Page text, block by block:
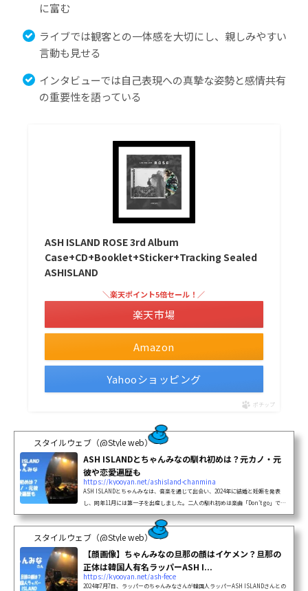
に富む
ライブでは観客との一体感を大切にし、親しみやすい
言動も見せる
インタビューでは自己表現への真摯な姿勢と感情共有
の重要性を語っている
ASH ISLAND ROSE 3rd Album
Case+CD+Booklet+Sticker+Tracking Sealed
ASHISLAND
Amazon
＼楽天ポイント5倍セール！／
楽天市場
Yahooショッピング
ポチップ
スタイルウェブ（@Style web）
ASH ISLANDとちゃんみなの馴れ初めは？元カノ・元
彼や恋愛遍歴も
https://kyooyan.net/ashisland-chanmina
ASH ISLANDとちゃんみなは、音楽を通じて出会い、2024年に結婚と妊娠を発表
し、同年11月には第一子を出産しました。二人の馴れ初めは楽曲「Don’t go」での
共演で、そこから関係が深まったと言われています。ASH ISLANDの元カノはイン
フルエンサーのヒョリヨリさんで、過去の恋愛が注目されてきました。一方でちゃ
んみな...
スタイルウェブ（@Style web）
【顔画像】ちゃんみなの旦那の顔はイケメン？旦那の
正体は韓国人有名ラッパーASH I...
https://kyooyan.net/ash-fece
2024年7月7日、ラッパーのちゃんみなさんが韓国人ラッパーASH ISLANDさんとの